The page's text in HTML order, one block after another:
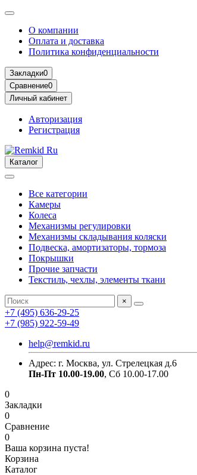
О компании
Оплата и доставка
Политика конфиденциальности
Закладки0
Сравнение0
Личный кабинет
Авторизация
Регистрация
Каталог
Все категории
Камеры
Колеса
Механизмы регулировки
Механизмы складывания коляски
Подвеска, амортизаторы, тормоза
Покрышки
Прочие запчасти
Текстиль, чехлы, элементы ткани
×
+7 (495) 636-29-25
+7 (985) 922-59-49
help@remkid.ru
Адрес: г. Москва, ул. Стрелецкая д.6
Пн-Пт 10.00-19.00, Сб 10.00-17.00
0
Закладки
0
Сравнение
0
Ваша корзина пуста!
Корзина
Каталог